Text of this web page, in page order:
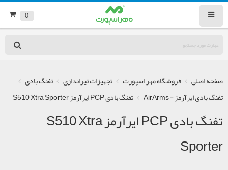
0
صفحه اصلی فروشگاه مهر اسپورت تجهیزات تیراندازی
تفنگ بادی
تفنگ بادی ایرآرمز - AirArms
تفنگ بادی PCP ایرآرمز S510 Xtra Sporter
تفنگ بادی PCP ایرآرمز S510 Xtra
Sporter